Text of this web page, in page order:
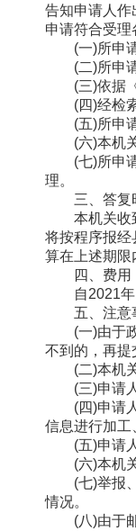
告知申请人作
申请符合受理
(一)所申
(二)所申
(三)依据
(四)经检
(五)所申
(六)本机
(七)所申
理。
三、 答复
本机关收
将按程序报经
算在上述期限
四、费用
自2021
五、注意
(一)由于
不到的，再提
(二)本机
(三)申请
(四)申请
信息进行加工
(五)申请
(六)本机
(七)举报
情况。
(八)由于